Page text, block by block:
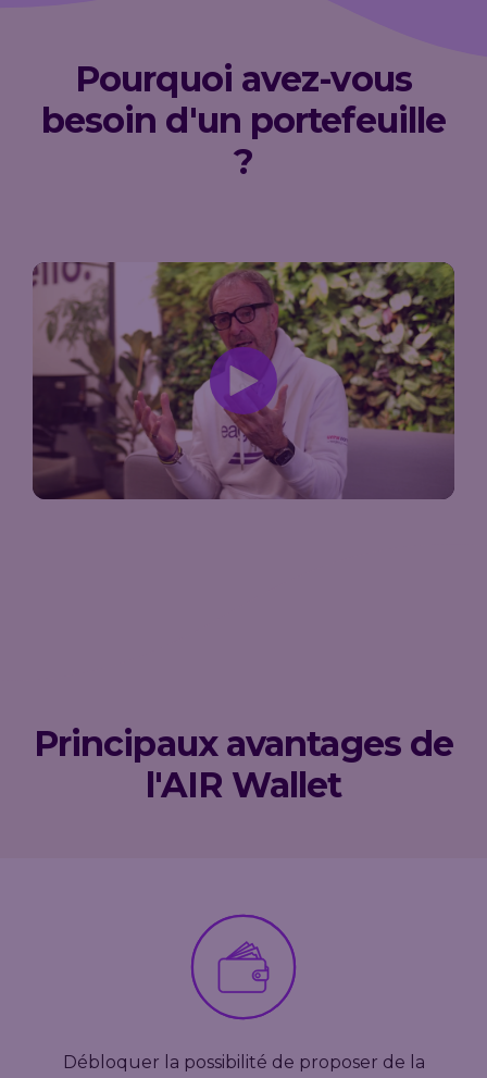
Pourquoi avez-vous
besoin d'un portefeuille
?
Principaux avantages de
l'AIR Wallet
Débloquer la possibilité de proposer de la